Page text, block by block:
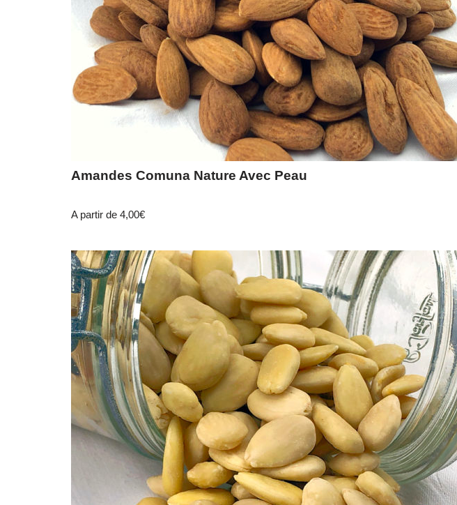
Amandes Comuna Nature Avec Peau
A partir de 4,00€